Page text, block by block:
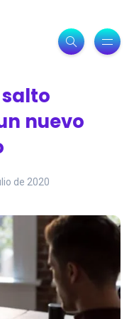
nuevo
de 2020